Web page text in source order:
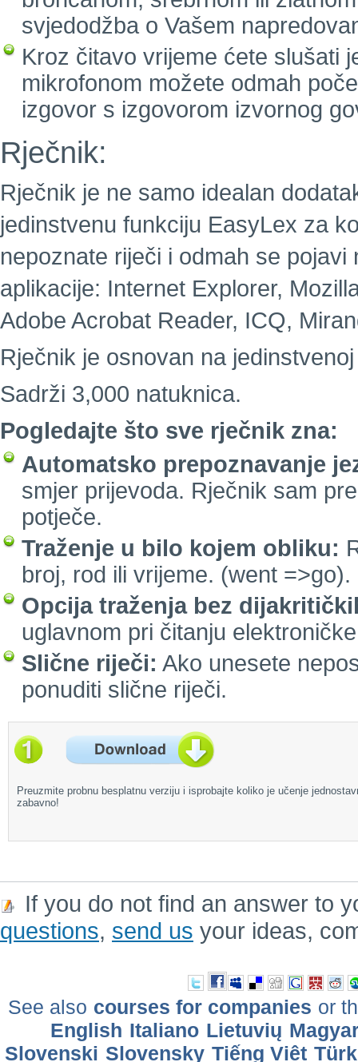
svjedodžba o Vašem
Kroz čitavo vrijeme ćete slušati
mikrofonom možete odmah
izgovor s izgovorom izvornog
Rječnik:
Rječnik je ne samo idealan
jedinstvenu funkciju EasyLex za
nepoznate riječi i odmah se
aplikacije: Internet Explorer,
Adobe Acrobat Reader, ICQ,
Rječnik je osnovan na
Sadrži 3,000 natuknica.
Pogledajte što sve rječnik zna:
Automatsko prepoznavanje
smjer prijevoda. Rječnik sam
potječe.
Traženje u bilo kojem obliku:
broj, rod ili vrijeme. (went =>go).
Opcija traženja bez
uglavnom pri čitanju
Slične riječi: Ako unesete
ponuditi slične riječi.
Preuzmite probnu besplatnu verziju i isprobajte koliko je učenje
zabavno!
If you do not find an answer to
questions, send us your ideas,
See also courses for companies or
English Italiano Lietuvių
Slovenski Slovensky Tiếng Việt